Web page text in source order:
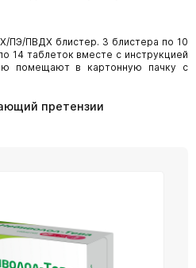
ПЭ/ПВДХ блистер. 3 блистера по 10
14 таблеток вместе с инструкцией
помещают в картонную пачку с
претензии